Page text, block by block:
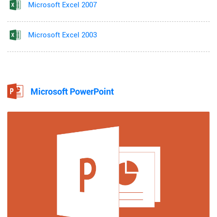
Microsoft Excel 2007
Microsoft Excel 2003
Microsoft PowerPoint